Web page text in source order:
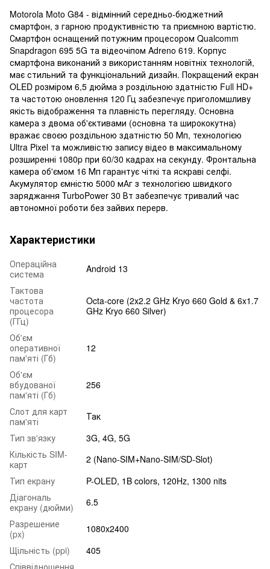
Motorola Moto G84 - відмінний середньо-бюджетний
смартфон, з гарною продуктивністю та приємною вартістю.
Смартфон оснащений потужним процесором Qualcomm
Snapdragon 695 5G та відеочіпом Adreno 619. Корпус
смартфона виконаний з використанням новітніх технологій,
має стильний та функціональний дизайн. Покращений екран
OLED розміром 6,5 дюйма з роздільною здатністю Full HD+
та частотою оновлення 120 Гц забезпечує приголомшливу
якість відображення та плавність перегляду. Основна
камера з двома об'єктивами (основна та ширококутна)
вражає своєю роздільною здатністю 50 Мп, технологією
Ultra Pixel та можливістю запису відео в максимальному
розширенні 1080p при 60/30 кадрах на секунду. Фронтальна
камера об'ємом 16 Мп гарантує чіткі та яскраві селфі.
Акумулятор ємністю 5000 мАг з технологією швидкого
заряджання TurboPower 30 Вт забезпечує тривалий час
автономної роботи без зайвих перерв.
Характеристики
Операційна
система
Android 13
Тактова
частота
процесора
(ГГц)
Octa-core (2x2.2 GHz Kryo 660 Gold & 6x1.7
GHz Kryo 660 Silver)
Об'єм
оперативної
пам'яті (Гб)
12
Об'єм
вбудованої
пам'яті (Гб)
256
Слот для карт
пам'яті
Так
Тип зв'язку
3G, 4G, 5G
Кількість SIM-
карт
2 (Nano-SIM+Nano-SIM/SD-Slot)
Тип екрану
P-OLED, 1B colors, 120Hz, 1300 nits
Діагональ
екрану (дюйми)
6.5
Разрешение
(px)
1080x2400
Щільність (ppi)
405
Співвідношення